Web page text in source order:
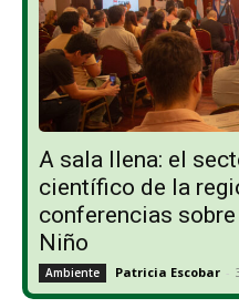
A sala llena: el
científico de la
conferencias
Niño
Ambiente Patricia Escobar -